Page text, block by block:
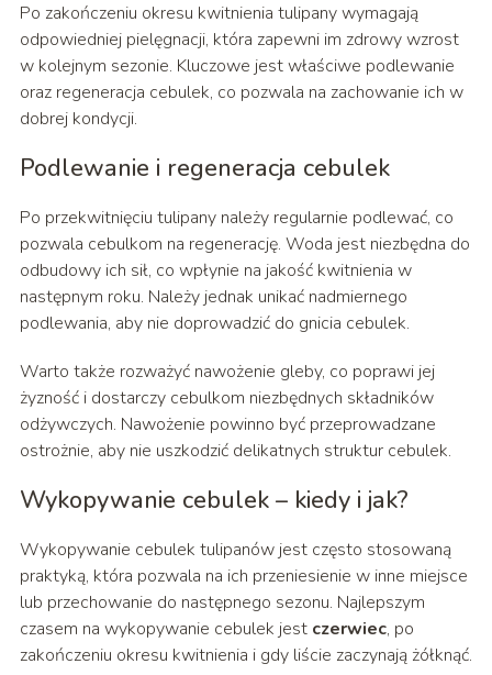
Po zakończeniu okresu kwitnienia tulipany wymagają
odpowiedniej pielęgnacji, która zapewni im zdrowy wzrost
w kolejnym sezonie. Kluczowe jest właściwe podlewanie
oraz regeneracja cebulek, co pozwala na zachowanie ich w
dobrej kondycji.
Podlewanie i regeneracja cebulek
Po przekwitnięciu tulipany należy regularnie podlewać, co
pozwala cebulkom na regenerację. Woda jest niezbędna do
odbudowy ich sił, co wpłynie na jakość kwitnienia w
następnym roku. Należy jednak unikać nadmiernego
podlewania, aby nie doprowadzić do gnicia cebulek.
Warto także rozważyć nawożenie gleby, co poprawi jej
żyzność i dostarczy cebulkom niezbędnych składników
odżywczych. Nawożenie powinno być przeprowadzane
ostrożnie, aby nie uszkodzić delikatnych struktur cebulek.
Wykopywanie cebulek – kiedy i jak?
Wykopywanie cebulek tulipanów jest często stosowaną
praktyką, która pozwala na ich przeniesienie w inne miejsce
lub przechowanie do następnego sezonu. Najlepszym
czasem na wykopywanie cebulek jest czerwiec, po
zakończeniu okresu kwitnienia i gdy liście zaczynają żółknąć.